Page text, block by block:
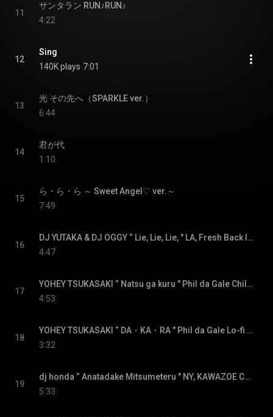
11
サンタラン RUN♪RUN♪
4:22
12
Sing
140K plays 7:01
13
光 その先へ（SPARKLE ver.）
6:44
14
君が代
1:10
15
ら・ら・ら ～ Sweet Angel♡ ver.～
7:49
16
DJ YUTAKA & DJ OGGY “ Lie, Lie, Lie, " LA, Fresh Back INC Mix
4:47
17
YOHEY TSUKASAKI “ Natsu ga kuru " Phil da Gale Chill out dance Mix
4:53
18
YOHEY TSUKASAKI “ DA・KA・RA " Phil da Gale Lo-fi Banjo Mix
3:32
19
dj honda “ Anatadake Mitsumeteru " NY, KAWAZOE Connection Mix
5:33